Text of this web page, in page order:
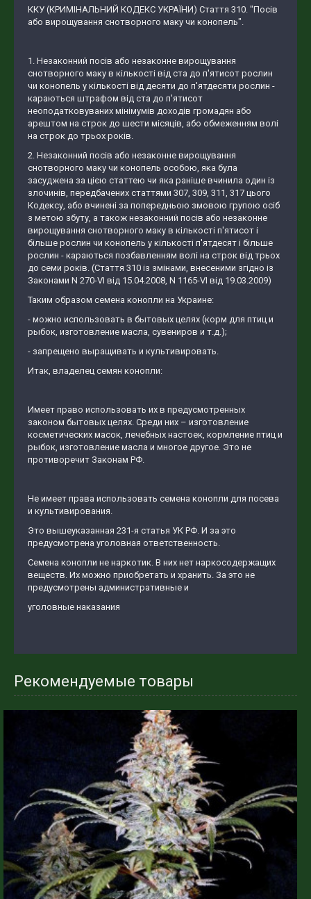
ККУ (КРИМІНАЛЬНИЙ КОДЕКС УКРАЇНИ) Стаття 310. "Посів
або вирощування снотворного маку чи конопель".
1. Незаконний посів або незаконне вирощування
снотворного маку в кількості від ста до п'ятисот рослин
чи конопель у кількості від десяти до п'ятдесяти рослин -
караються штрафом від ста до п'ятисот
неоподатковуваних мінімумів доходів громадян або
арештом на строк до шести місяців, або обмеженням волі
на строк до трьох років.
2. Незаконний посів або незаконне вирощування
снотворного маку чи конопель особою, яка була
засуджена за цією статтею чи яка раніше вчинила один із
злочинів, передбачених статтями 307, 309, 311, 317 цього
Кодексу, або вчинені за попередньою змовою групою осіб
з метою збуту, а також незаконний посів або незаконне
вирощування снотворного маку в кількості п'ятисот і
більше рослин чи конопель у кількості п'ятдесят і більше
рослин - караються позбавленням волі на строк від трьох
до семи років. (Стаття 310 із змінами, внесеними згідно із
Законами N 270-VI від 15.04.2008, N 1165-VI від 19.03.2009)
Таким образом семена конопли на Украине:
- можно использовать в бытовых целях (корм для птиц и
рыбок, изготовление масла, сувениров и т.д.);
- запрещено выращивать и культивировать.
Итак, владелец семян конопли:
Имеет право использовать их в предусмотренных
законом бытовых целях. Среди них – изготовление
косметических масок, лечебных настоек, кормление птиц и
рыбок, изготовление масла и многое другое. Это не
противоречит Законам РФ.
Не имеет права использовать семена конопли для посева
и культивирования.
Это вышеуказанная 231-я статья УК РФ. И за это
предусмотрена уголовная ответственность.
Семена конопли не наркотик. В них нет наркосодержащих
веществ. Их можно приобретать и хранить. За это не
предусмотрены административные и
уголовные наказания
Рекомендуемые товары